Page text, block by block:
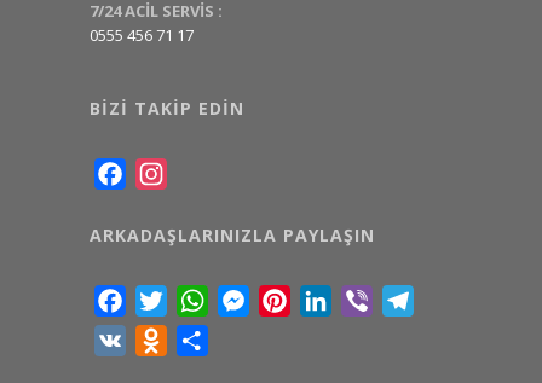
7/24 ACİL SERVİS :
0555 456 71 17
BIZI TAKIP EDIN
Facebook
ARKADAŞLARINIZLA PAYLAŞIN
FacebookTwitterWhatsAppMessenger
PinterestLinkedIn
Viber
VK
Odnoklassniki